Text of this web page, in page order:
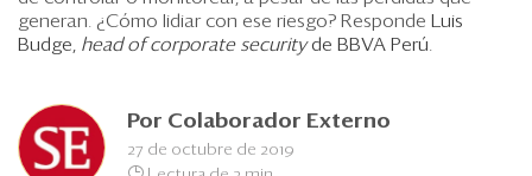
Blogs
Ranking CEO
Edición Impresa
generan. ¿Cómo lidiar con ese riesgo? Responde
Luis
Budge, head of corporate securityde BBVA Perú.
Por Colaborador Externo
27 de octubre de 2019